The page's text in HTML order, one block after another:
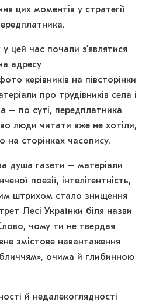
цих моментів у стратегії
цей час почали з’являтися
адресу
керівників на півсторінки
про трудівників села і
– по суті, передплатника
люди читати вже не хотіли,
на сторінках часопису.
душа газети – матеріали
поезії, інтелігентність,
штрихом стало знищення
Лесі Українки біля назви
чому ти не твердая
змістове навантаження
очима й глибинною
й недалекоглядності